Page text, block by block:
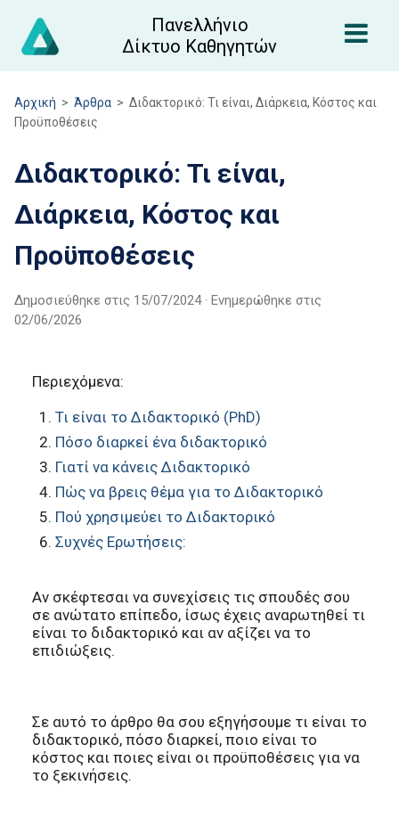
Πανελλήνιο
Δίκτυο Καθηγητών
Αρχική > Άρθρα > Διδακτορικό: Τι είναι, Διάρκεια, Κόστος και
Προϋποθέσεις
Διδακτορικό: Τι είναι,
Διάρκεια, Κόστος και
Προϋποθέσεις
Δημοσιεύθηκε στις 15/07/2024 · Ενημερώθηκε στις
02/06/2026
Περιεχόμενα:
Τι είναι το Διδακτορικό (PhD)
Πόσο διαρκεί ένα διδακτορικό
Γιατί να κάνεις Διδακτορικό
Πώς να βρεις θέμα για το Διδακτορικό
Πού χρησιμεύει το Διδακτορικό
Συχνές Ερωτήσεις:
Αν σκέφτεσαι να συνεχίσεις τις σπουδές σου
σε ανώτατο επίπεδο, ίσως έχεις αναρωτηθεί τι
είναι το διδακτορικό και αν αξίζει να το
επιδιώξεις.
Σε αυτό το άρθρο θα σου εξηγήσουμε τι είναι το
διδακτορικό, πόσο διαρκεί, ποιο είναι το
κόστος και ποιες είναι οι προϋποθέσεις για να
το ξεκινήσεις.